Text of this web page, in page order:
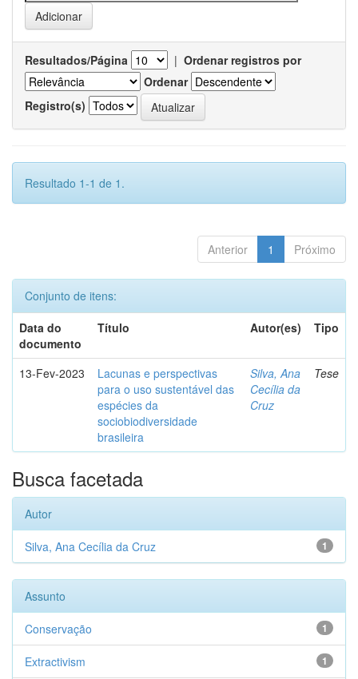
Resultados/Página | Ordenar registros por
Ordenar
Registro(s)
Resultado 1-1 de 1.
Anterior 1 Próximo
Conjunto de itens:
Data do
documento
Título Autor(es) Tipo
13-Fev-2023
Lacunas e perspectivas
para o uso sustentável das
espécies da
sociobiodiversidade
brasileira
Silva, Ana
Cecília da
Cruz
Tese
Busca facetada
Autor
1
Silva, Ana Cecília da Cruz
Assunto
1
Conservação
1
Extractivism